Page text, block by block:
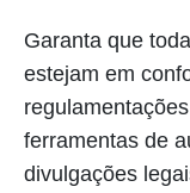
Garanta que
estejam em
ferramentas de
divulgações